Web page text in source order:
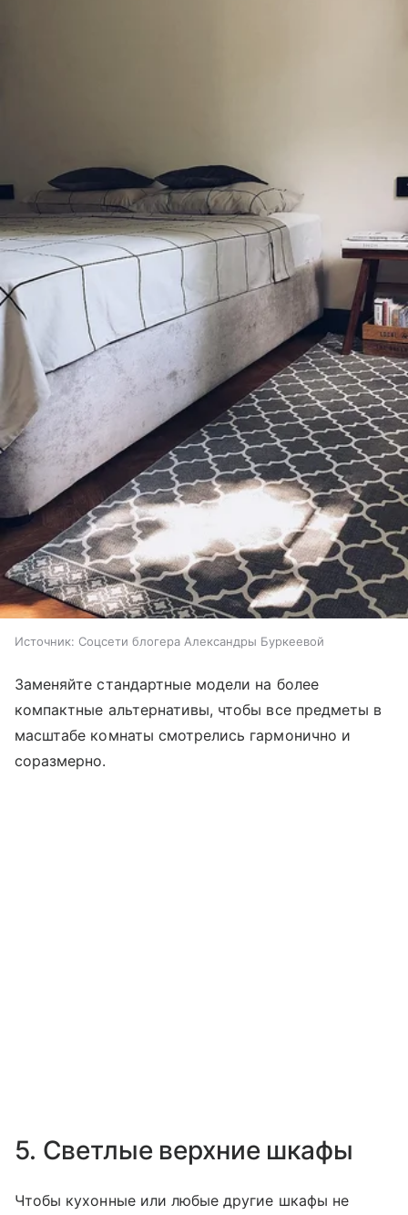
Источник: Соцсети блогера Александры Буркеевой
Заменяйте стандартные модели на более
компактные альтернативы, чтобы все предметы в
масштабе комнаты смотрелись гармонично и
соразмерно.
5. Светлые верхние шкафы
Чтобы кухонные или любые другие шкафы не